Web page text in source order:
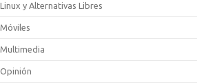
Linux y Alternativas Libres
Móviles
Multimedia
Opinión